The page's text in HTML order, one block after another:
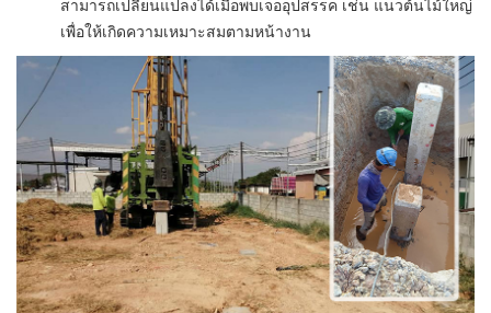
สามารถเปลี่ยนแปลงได้เมื่อพบเจออุปสรรค เช่น แนวต้นไม้ใหญ่
เพื่อให้เกิดความเหมาะสมตามหน้างาน